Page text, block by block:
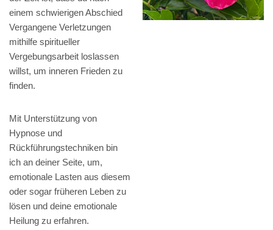
einem schwierigen Abschied
Vergangene Verletzungen
mithilfe spiritueller
Vergebungsarbeit loslassen
willst, um inneren Frieden zu
finden.
Mit Unterstützung von
Hypnose und
Rückführungstechniken bin
ich an deiner Seite, um,
emotionale Lasten aus diesem
oder sogar früheren Leben zu
lösen und deine emotionale
Heilung zu erfahren.